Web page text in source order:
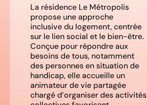
La résidence Le Métropolis
propose une approche
inclusive du logement, centrée
sur le lien social et le bien-être.
Conçue pour répondre aux
besoins de tous, notamment
des personnes en situation de
handicap, elle accueille un
animateur de vie partagée
chargé d’organiser des activités